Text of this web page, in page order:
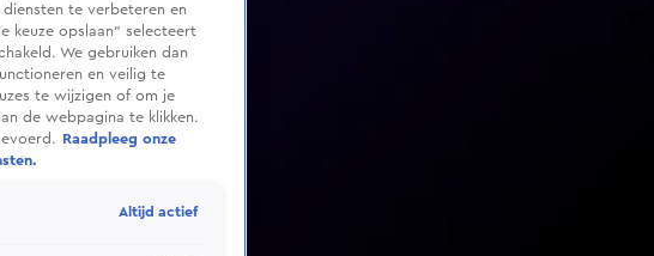
te verbeteren en
keuze opslaan” selecteert
We gebruiken dan
en veilig te
te wijzigen of om je
de webpagina te klikken.
Raadpleeg onze
Altijd actief